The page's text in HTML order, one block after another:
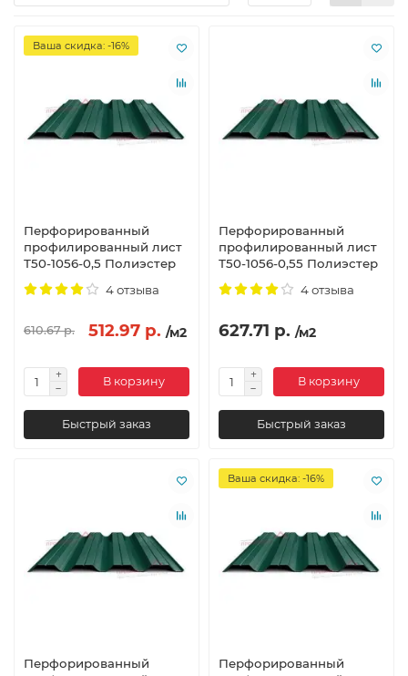
Ваша скидка: -16%
Перфорированный
профилированный лист
Т50-1056-0,5 Полиэстер
4 отзыва
610.67 р. 512.97 р. /м2
В корзину
Быстрый заказ
Перфорированный
профилированный лист
Т50-1056-0,55 Полиэстер
4 отзыва
627.71 р. /м2
В корзину
Быстрый заказ
Перфорированный
Ваша скидка: -16%
Перфорированный